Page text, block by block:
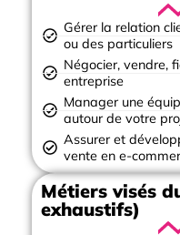
Gérer la relation
ou des particuliers
Négocier, vendre,
entreprise
Manager une
autour de votre
Assurer et
vente en e-
Métiers visés
exhaustifs)